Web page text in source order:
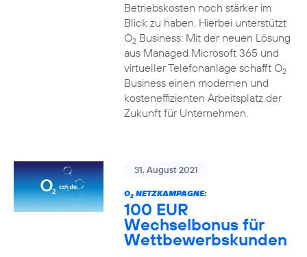
Betriebskosten noch stärker im
Blick zu haben. Hierbei unterstützt
O2Business: Mit der neuen Lösung
aus Managed Microsoft 365 und
virtueller Telefonanlage schafft O2
Business einen modernen und
kosteneffizienten Arbeitsplatz der
Zukunft für Unternehmen.
31. August 2021
O2NETZKAMPAGNE:
100 EUR
Wechselbonus für
Wettbewerbskunden